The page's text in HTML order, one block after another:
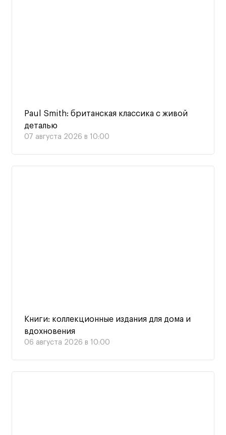
Paul Smith: британская классика с живой
деталью
07 августа 2026 в 10:00
Книги: коллекционные издания для дома и
вдохновения
06 августа 2026 в 10:00